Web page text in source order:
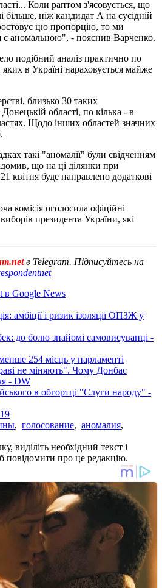
Коли раптом з'ясовується, що
більше, ніж кандидат А на сусідній
цю пропорцію, то ми
є аномальною", - пояснив Варченко.
подібний аналіз практично по
в Україні нараховується майже
близько 30 таких
області, по кілька - в
Щодо інших областей значних
такі "аномалії" були свідченням
що на ці ділянки при
квітня буде направлено додаткові
комісія оголосила офіційні
президента України, які
в Telegram. Підписуйтесь на
в Google News
амбіції і ризик ізоляції ОПЗЖ у
до болю знайомі самовисуванці -
254 місць у парламенті
не міняють". Чому Донбас
- DW
в обгортці "Слуги народу" -
, голосование, аномалия,
виділіть необхідний текст і
повідомити про це редакцію.